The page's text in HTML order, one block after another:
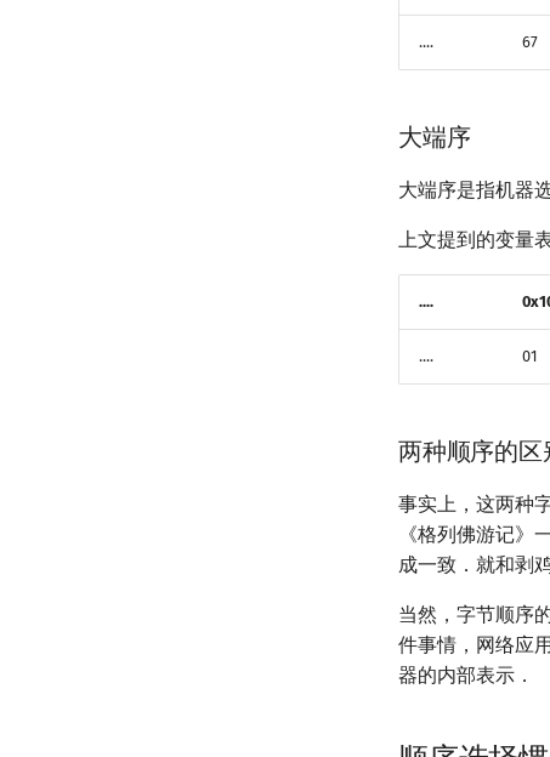
.... 67
大端序
大端序是指机器
上文提到的变量
....
.... 01
两种顺序的区
事实上，这两种
《格列佛游记》
成一致．就和剥
当然，字节顺序
件事情，网络应
器的内部表示．